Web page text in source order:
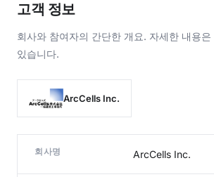
고객 정보
회사와 참여자의 간단한 개요. 자세한 내용
있습니다.
ArcCells Inc.
회사명 ArcCells Inc.